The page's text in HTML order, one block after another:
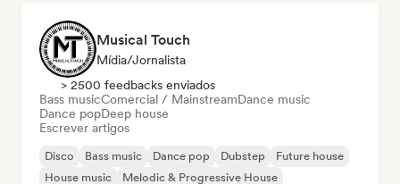
Musical Touch
Mídia/Jornalista
> 2500 feedbacks enviados
Bass musicComercial / MainstreamDance music
Dance popDeep house
Escrever artigos
Disco Bass music Dance pop Dubstep
Future house
House music
Melodic & Progressive House